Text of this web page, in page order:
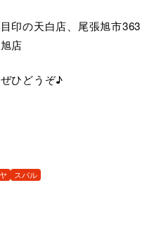
印の天白店、尾張旭市363
店
ひどうぞ♪
スバル